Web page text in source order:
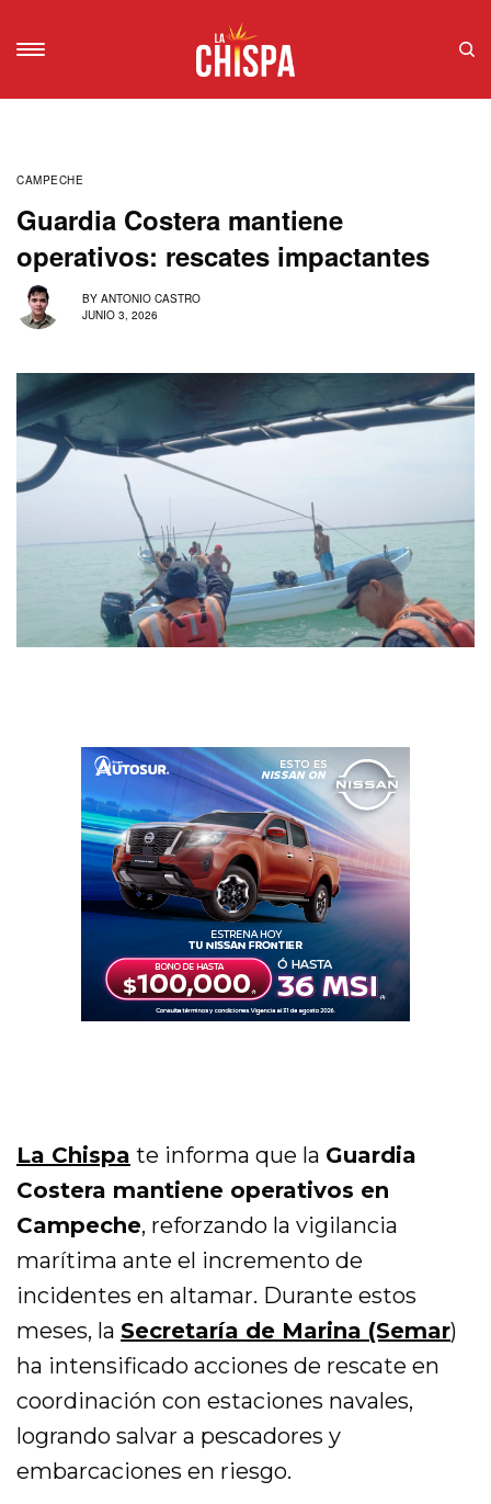
CAMPECHE
Guardia Costera mantiene
operativos: rescates impactantes
BY ANTONIO CASTRO
JUNIO 3, 2026
La Chispa te informa que la Guardia
Costera mantiene operativos en
Campeche, reforzando la vigilancia
marítima ante el incremento de
incidentes en altamar. Durante estos
meses, laSecretaría de Marina (Semar)
ha intensificado acciones de rescate en
coordinación con estaciones navales,
logrando salvar a pescadores y
embarcaciones en riesgo.